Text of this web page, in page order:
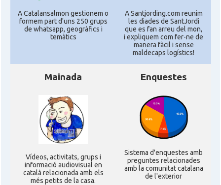
A Catalansalmon gestionem o
formem part d'uns 250 grups
de whatsapp, geogràfics i
temàtics
A Santjording.com reunim
les diades de SantJordi
que es fan arreu del mon,
i expliquem com fer-ne de
manera fàcil i sense
maldecaps logí­stics!
Mainada
Ví­deos, activitats, grups i
informació audiovisual en
català relacionada amb els
més petits de la casa.
Enquestes
Sistema d'enquestes amb
preguntes relacionades
amb la comunitat catalana
de l'exterior